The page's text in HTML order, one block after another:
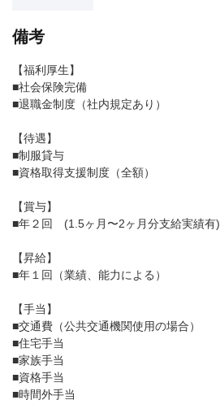
備考
【福利厚生】
■社会保険完備
■退職金制度（社内規定あり）
【待遇】
■制服貸与
■資格取得支援制度（全額）
【賞与】
■年２回 (1.5ヶ月〜2ヶ月分支給実績有)
【昇給】
■年１回（業績、能力による）
【手当】
■交通費（公共交通機関使用の場合）
■住宅手当
■家族手当
■資格手当
■時間外手当